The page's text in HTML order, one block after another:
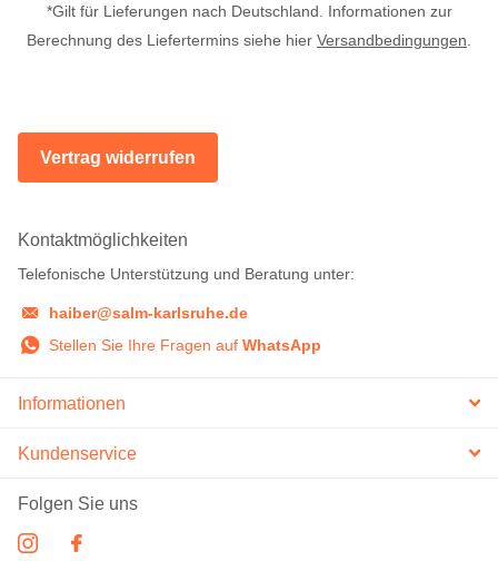
*Gilt für Lieferungen nach Deutschland. Informationen zur
Berechnung des Liefertermins siehe hier Versandbedingungen.
Vertrag widerrufen
Kontaktmöglichkeiten
Telefonische Unterstützung und Beratung unter:
haiber@salm-karlsruhe.de
Stellen Sie Ihre Fragen auf WhatsApp
Informationen
Kundenservice
Folgen Sie uns